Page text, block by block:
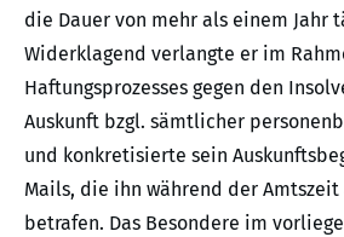
die Dauer von mehr als einem Jahr
Widerklagend verlangte er im
Haftungsprozesses gegen den
Auskunft bzgl. sämtlicher
und konkretisierte sein
Mails, die ihn während der Amtszeit
betrafen. Das Besondere im